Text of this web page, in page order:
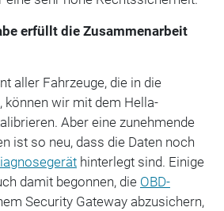
erfüllt die Zusammenarbeit
aller Fahrzeuge, die in die
wir mit dem Hella-
Aber eine zunehmende
ist so neu, dass die Daten noch
hinterlegt sind. Einige
damit begonnen, die OBD-
Security Gateway abzusichern,